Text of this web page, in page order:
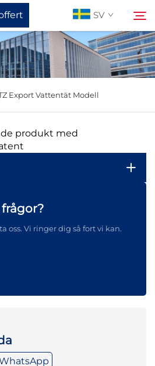
SV
Export Vattentät Modell
produkt med
oss. Vi ringer dig så fort vi kan.